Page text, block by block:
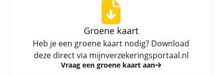
Groene kaart
Heb je een groene kaart nodig? Download
deze direct via mijnverzekeringsportaal.nl
Vraag een groene kaart aan